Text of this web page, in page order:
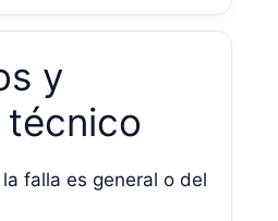
y
la falla es general o del